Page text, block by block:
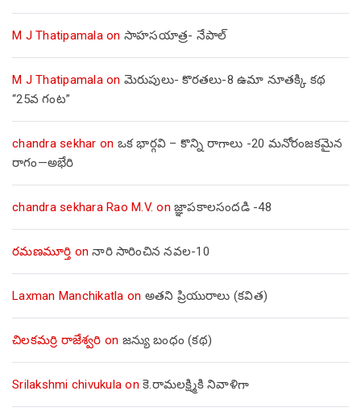
M J Thatipamalaon సాహసయాత్ర- నేపాల్‌
M J Thatipamalaon మెరుపులు- కొరతలు-8 ఉమా నూతక్కి కథ
“25వ గంట”
chandra sekhar on ఒక భార్గవి – కొన్ని రాగాలు -20 మనోరంజకమైన
రాగం—అభేరి
chandra sekhara Rao M.V. on జ్ఞాపకాలసందడి -48
రమణమూర్తి onనారి సారించిన నవల-10
Laxman Manchikatla on అతని ప్రియురాలు (కవిత)
చిలకమర్రి రాజేశ్వరి on జన్యు బంధం (కథ)
Srilakshmi chivukula on కె.రామలక్ష్మికి నివాళిగా